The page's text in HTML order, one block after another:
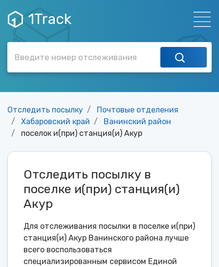
1Track
Отследить посылку
Почтовые отделения
Хабаровский край
Ванинский район
поселок и(при) станция(и) Акур
Отследить посылку в
поселке и(при) станция(и)
Акур
Для отслеживания посылки в поселке и(при)
станция(и) Акур Ванинского района лучше
всего воспользоваться
специализированным сервисом Единой